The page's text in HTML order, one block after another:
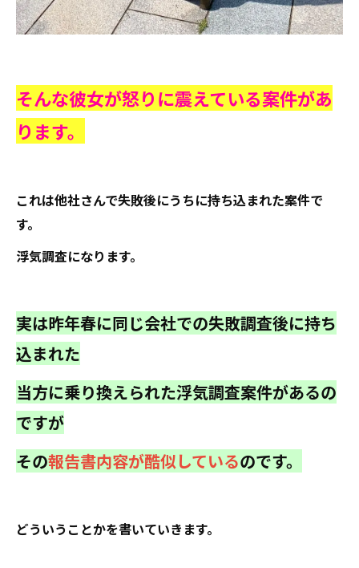
そんな彼女が怒りに震えている案件があ
ります。
これは他社さんで失敗後にうちに持ち込まれた案件で
す。
浮気調査になります。
実は昨年春に同じ会社での失敗調査後に持ち
込まれた
当方に乗り換えられた浮気調査案件があるの
ですが
その報告書内容が酷似しているのです。
どういうことかを書いていきます。